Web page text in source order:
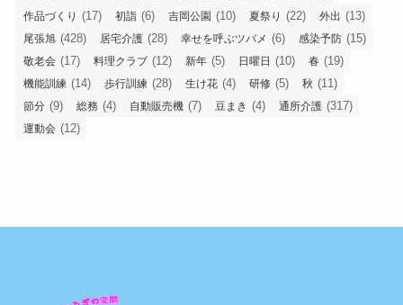
作品づくり (17) 初詣 (6) 吉岡公園 (10) 夏祭り (22) 外出 (13)
尾張旭 (428) 居宅介護 (28) 幸せを呼ぶツバメ (6) 感染予防 (15)
敬老会 (17) 料理クラブ (12) 新年 (5) 日曜日 (10) 春 (19)
機能訓練 (14) 歩行訓練 (28) 生け花 (4) 研修 (5) 秋 (11)
節分 (9) 総務 (4) 自動販売機 (7) 豆まき (4) 通所介護 (317)
運動会 (12)